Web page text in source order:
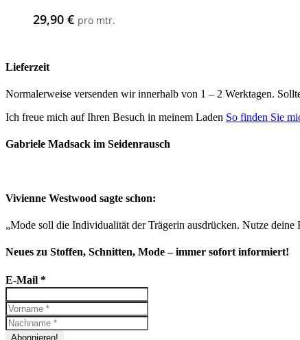
29,90 € pro mtr.
Lieferzeit
Normalerweise versenden wir innerhalb von 1 – 2 Werktagen.
Ich freue mich auf Ihren Besuch in meinem Laden So finden Sie
Gabriele Madsack im Seidenrausch
Vivienne Westwood sagte schon:
„Mode soll die Individualität der Trägerin ausdrücken. Nutze
Neues zu Stoffen, Schnitten, Mode – immer sofort informiert!
E-Mail *